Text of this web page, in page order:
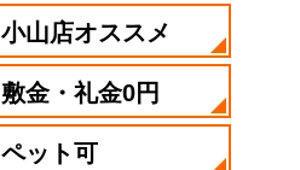
小山店オススメ
敷金・礼金0円
ペット可